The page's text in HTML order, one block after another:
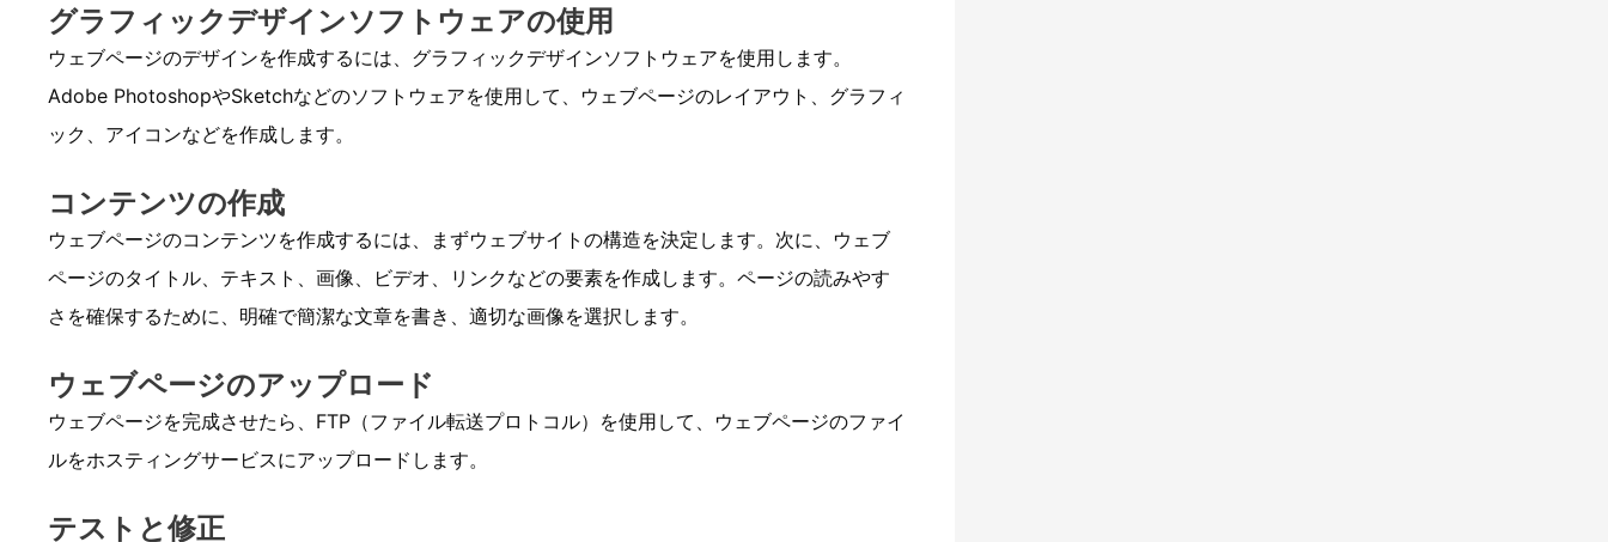
グラフィックデザインソフトウェアの使用
ウェブページのデザインを作成するには、グラフィックデザインソフトウェアを使用します。
Adobe PhotoshopやSketchなどのソフトウェアを使用して、ウェブページのレイアウト、グラフィ
ック、アイコンなどを作成します。
コンテンツの作成
ウェブページのコンテンツを作成するには、まずウェブサイトの構造を決定します。次に、ウェブ
ページのタイトル、テキスト、画像、ビデオ、リンクなどの要素を作成します。ページの読みやす
さを確保するために、明確で簡潔な文章を書き、適切な画像を選択します。
ウェブページのアップロード
ウェブページを完成させたら、FTP（ファイル転送プロトコル）を使用して、ウェブページのファイ
ルをホスティングサービスにアップロードします。
テストと修正